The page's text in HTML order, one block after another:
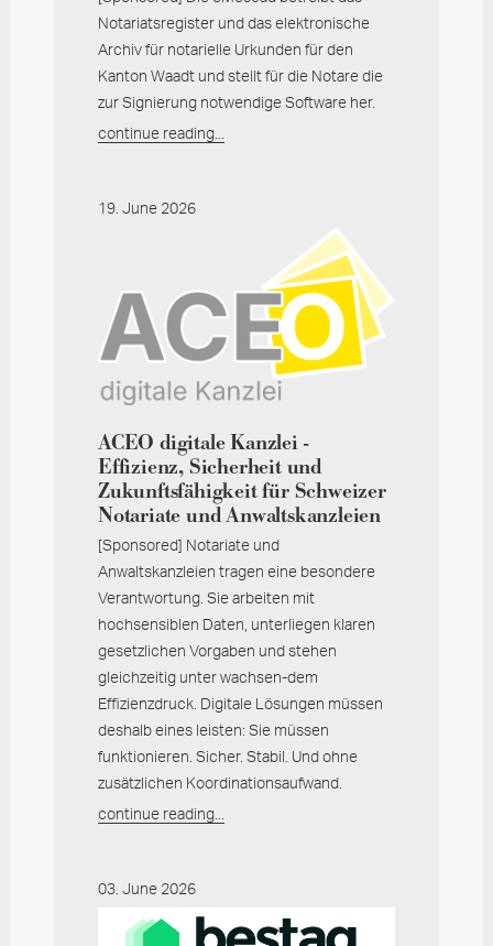
Notariatsregister und das elektronische
Archiv für notarielle Urkunden für den
Kanton Waadt und stellt für die Notare die
zur Signierung notwendige Software her.
continue reading...
19. June 2026
ACEO digitale Kanzlei -
Effizienz, Sicherheit und
Zukunftsfähigkeit für Schweizer
Notariate und Anwaltskanzleien
[Sponsored] Notariate und
Anwaltskanzleien tragen eine besondere
Verantwortung. Sie arbeiten mit
hochsensiblen Daten, unterliegen klaren
gesetzlichen Vorgaben und stehen
gleichzeitig unter wachsen-dem
Effizienzdruck. Digitale Lösungen müssen
deshalb eines leisten: Sie müssen
funktionieren. Sicher. Stabil. Und ohne
zusätzlichen Koordinationsaufwand.
continue reading...
03. June 2026